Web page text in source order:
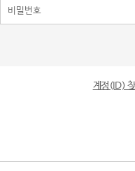
계정(ID)